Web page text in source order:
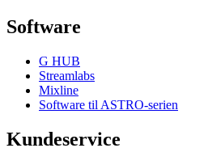
Software
G HUB
Streamlabs
Mixline
Software til ASTRO-serien
Kundeservice